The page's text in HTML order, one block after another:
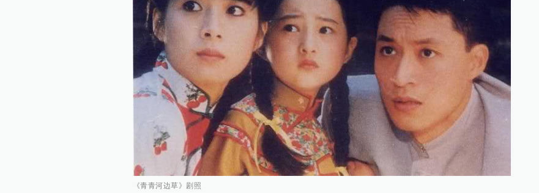
《青青河边草》剧照